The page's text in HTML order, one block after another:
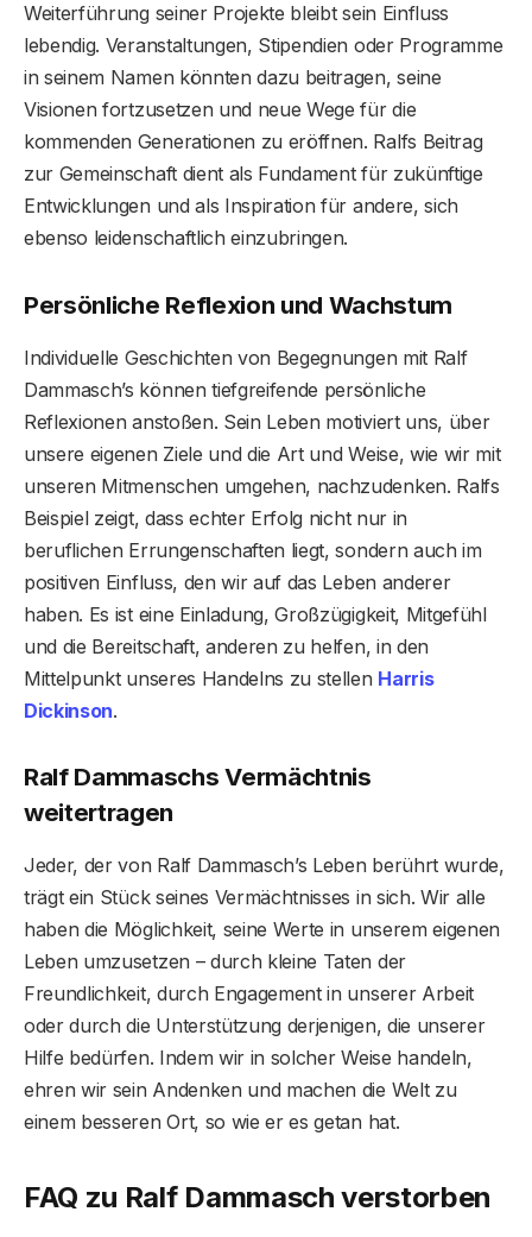
Weiterführung seiner Projekte bleibt sein Einfluss
lebendig. Veranstaltungen, Stipendien oder Programme
in seinem Namen könnten dazu beitragen, seine
Visionen fortzusetzen und neue Wege für die
kommenden Generationen zu eröffnen. Ralfs Beitrag
zur Gemeinschaft dient als Fundament für zukünftige
Entwicklungen und als Inspiration für andere, sich
ebenso leidenschaftlich einzubringen.
Persönliche Reflexion und Wachstum
Individuelle Geschichten von Begegnungen mit Ralf
Dammasch’s können tiefgreifende persönliche
Reflexionen anstoßen. Sein Leben motiviert uns, über
unsere eigenen Ziele und die Art und Weise, wie wir mit
unseren Mitmenschen umgehen, nachzudenken. Ralfs
Beispiel zeigt, dass echter Erfolg nicht nur in
beruflichen Errungenschaften liegt, sondern auch im
positiven Einfluss, den wir auf das Leben anderer
haben. Es ist eine Einladung, Großzügigkeit, Mitgefühl
und die Bereitschaft, anderen zu helfen, in den
Mittelpunkt unseres Handelns zu stellen Harris
Dickinson.
Ralf Dammaschs Vermächtnis
weitertragen
Jeder, der von Ralf Dammasch’s Leben berührt wurde,
trägt ein Stück seines Vermächtnisses in sich. Wir alle
haben die Möglichkeit, seine Werte in unserem eigenen
Leben umzusetzen – durch kleine Taten der
Freundlichkeit, durch Engagement in unserer Arbeit
oder durch die Unterstützung derjenigen, die unserer
Hilfe bedürfen. Indem wir in solcher Weise handeln,
ehren wir sein Andenken und machen die Welt zu
einem besseren Ort, so wie er es getan hat.
FAQ zu Ralf Dammasch verstorben